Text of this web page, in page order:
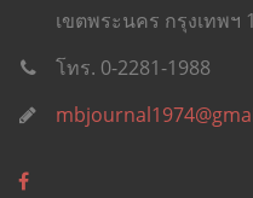
เขตพระนคร กรุงเทพฯ
โทร. 0-2281-1988